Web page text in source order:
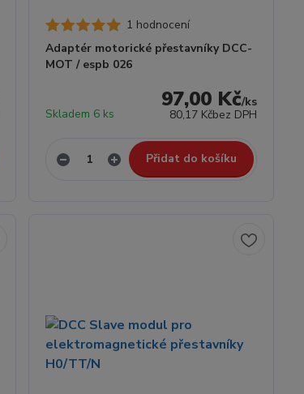
1 hodnocení
Adaptér motorické přestavníky DCC-
MOT / espb 026
97,00 Kč/ks
80,17 Kčbez DPH
Skladem 6 ks
Přidat do košíku